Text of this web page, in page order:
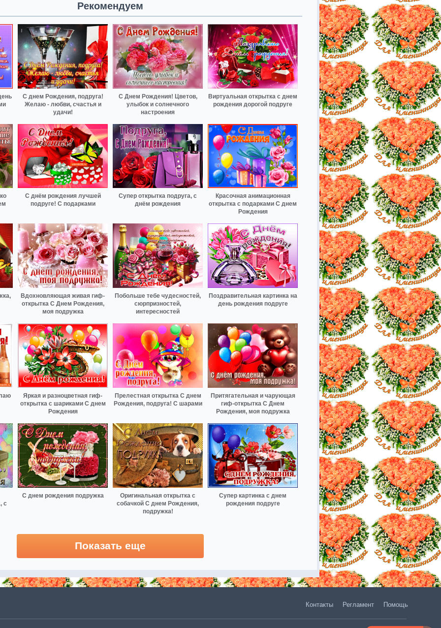
Рекомендуем
С днем Рождения, подруга!
Желаю - любви, счастья и
удачи!
С Днем Рождения! Цветов,
улыбок и солнечного
настроения
Виртуальная открытка с днем
рождения дорогой подруге
С днём рождения лучшей
подруге! С подарками
Супер открытка подруга, с
днём рождения
Красочная анимационная
открытка с подарками С днем
Рождения
Вдохновляющая живая гиф-
открытка С Днем Рождения,
моя подружка
Побольше тебе чудесностей,
сюрпризностей,
интересностей
Поздравительная картинка на
день рождения подруге
Яркая и разноцветная гиф-
открытка с шариками С днем
Рождения
Прелестная открытка С днем
Рождения, подруга! С шарами
Притягательная и чарующая
гиф-открытка С Днем
Рождения, моя подружка
с
С днем рождения подружка
Оригинальная открытка с
собачкой С днем Рождения,
подружка!
Супер картинка с днем
рождения подруге
Показать еще
Контакты Регламент Помощь